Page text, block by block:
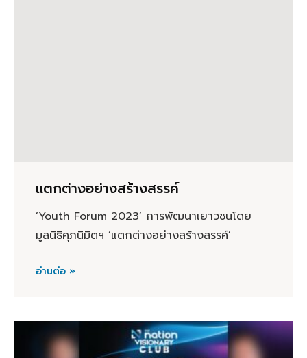
แตกต่างอย่างสร้างสรรค์
‘Youth Forum 2023’ การพัฒนาเยาวชนโดย
มูลนิธิศุภนิมิตฯ ‘แตกต่างอย่างสร้างสรรค์’
อ่านต่อ »